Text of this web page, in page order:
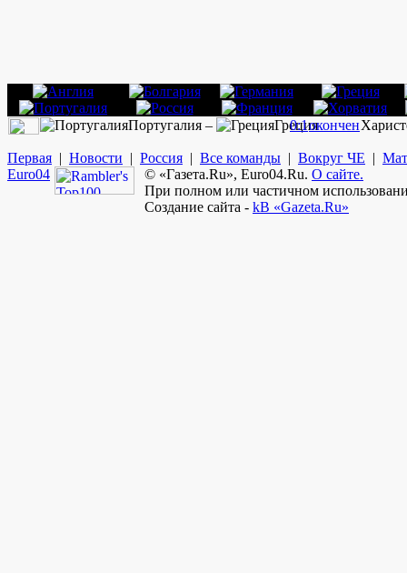
Португалия – Греция
0:1окончен
Первая | Новости | Россия | Все команды | Вокруг ЧЕ |
Euro04 © «Газета.Ru», Euro04.Ru. О сайте.
При полном или частичном
Создание сайта - kB «Gazeta.Ru»